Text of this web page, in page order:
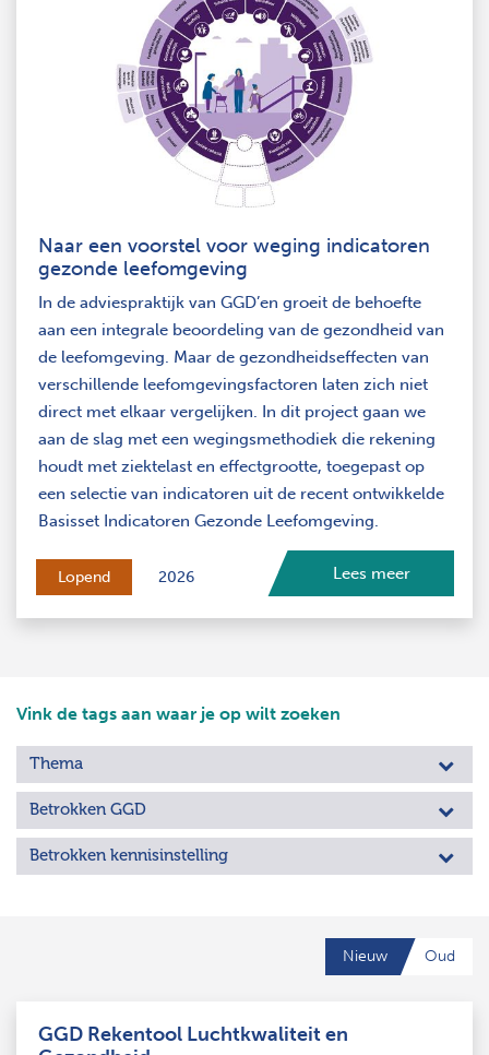
Naar een voorstel voor weging indicatoren
gezonde leefomgeving
In de adviespraktijk van GGD’en groeit de behoefte
aan een integrale beoordeling van de gezondheid van
de leefomgeving. Maar de gezondheidseffecten van
verschillende leefomgevingsfactoren laten zich niet
direct met elkaar vergelijken. In dit project gaan we
aan de slag met een wegingsmethodiek die rekening
houdt met ziektelast en effectgrootte, toegepast op
een selectie van indicatoren uit de recent ontwikkelde
Basisset Indicatoren Gezonde Leefomgeving.
Lopend 2026 Lees meer
Vink de tags aan waar je op wilt zoeken
Thema
Betrokken GGD
Betrokken kennisinstelling
Nieuw Oud
GGD Rekentool Luchtkwaliteit en